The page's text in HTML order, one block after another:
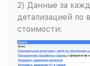
2) Данные за
детализацией по
стоимости: